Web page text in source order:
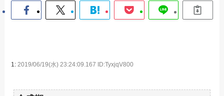
1:2019/06/19(水) 23:24:09.167 ID:TyxjqV800